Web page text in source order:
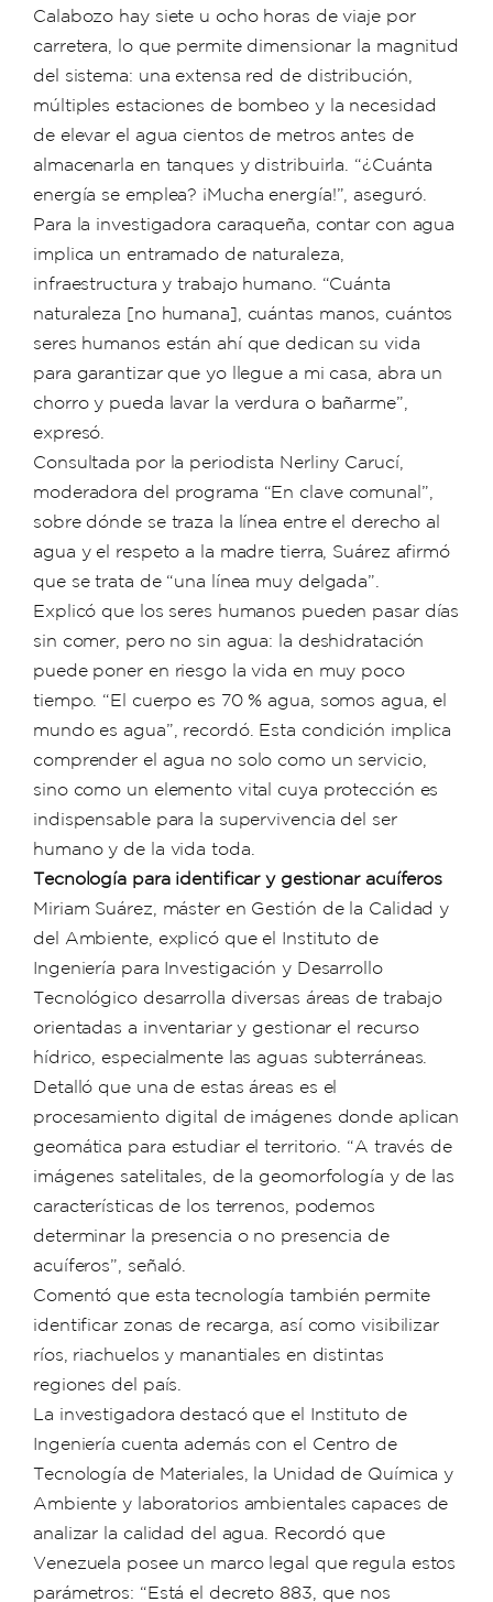
Calabozo hay siete u ocho horas de viaje por
carretera, lo que permite dimensionar la magnitud
del sistema: una extensa red de distribución,
múltiples estaciones de bombeo y la necesidad
de elevar el agua cientos de metros antes de
almacenarla en tanques y distribuirla. “¿Cuánta
energía se emplea? ¡Mucha energía!”, aseguró.
Para la investigadora caraqueña, contar con agua
implica un entramado de naturaleza,
infraestructura y trabajo humano. “Cuánta
naturaleza [no humana], cuántas manos, cuántos
seres humanos están ahí que dedican su vida
para garantizar que yo llegue a mi casa, abra un
chorro y pueda lavar la verdura o bañarme”,
expresó.
Consultada por la periodista Nerliny Carucí,
moderadora del programa “En clave comunal”,
sobre dónde se traza la línea entre el derecho al
agua y el respeto a la madre tierra, Suárez afirmó
que se trata de “una línea muy delgada”.
Explicó que los seres humanos pueden pasar días
sin comer, pero no sin agua: la deshidratación
puede poner en riesgo la vida en muy poco
tiempo. “El cuerpo es 70 % agua, somos agua, el
mundo es agua”, recordó. Esta condición implica
comprender el agua no solo como un servicio,
sino como un elemento vital cuya protección es
indispensable para la supervivencia del ser
humano y de la vida toda.
Tecnología para identificar y gestionar acuíferos
Miriam Suárez, máster en Gestión de la Calidad y
del Ambiente, explicó que el Instituto de
Ingeniería para Investigación y Desarrollo
Tecnológico desarrolla diversas áreas de trabajo
orientadas a inventariar y gestionar el recurso
hídrico, especialmente las aguas subterráneas.
Detalló que una de estas áreas es el
procesamiento digital de imágenes donde aplican
geomática para estudiar el territorio. “A través de
imágenes satelitales, de la geomorfología y de las
características de los terrenos, podemos
determinar la presencia o no presencia de
acuíferos”, señaló.
Comentó que esta tecnología también permite
identificar zonas de recarga, así como visibilizar
ríos, riachuelos y manantiales en distintas
regiones del país.
La investigadora destacó que el Instituto de
Ingeniería cuenta además con el Centro de
Tecnología de Materiales, la Unidad de Química y
Ambiente y laboratorios ambientales capaces de
analizar la calidad del agua. Recordó que
Venezuela posee un marco legal que regula estos
parámetros: “Está el decreto 883, que nos